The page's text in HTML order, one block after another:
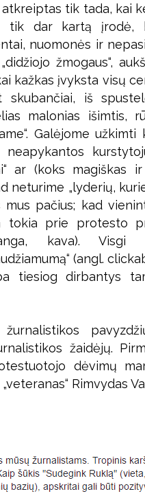
tik tada, kai
tik dar kartą įrodė,
nuomonės ir
žmogaus“,
kažkas įvyksta visų
skubančiai, iš
malonias
Galėjome
neapykantos
ar (koks magiškas ir
neturime „lyderių,
mus pačius; kad
prie protesto
kava). Visgi
(angl.
tiesiog dirbantys
žaidėjų.
dėvimų
Rimvydas